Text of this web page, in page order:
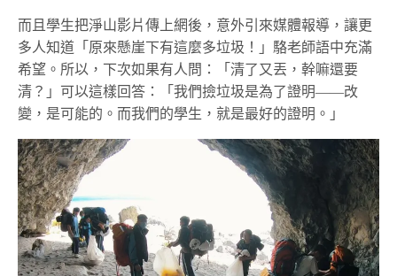
而且學生把淨山影片傳上網後，意外引來媒體報導，讓更
多人知道「原來懸崖下有這麼多垃圾！」駱老師語中充滿
希望。所以，下次如果有人問：「清了又丟，幹嘛還要
清？」可以這樣回答：「我們撿垃圾是為了證明——改
變，是可能的。而我們的學生，就是最好的證明。」